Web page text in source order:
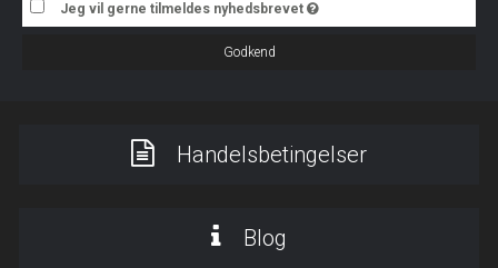
Jeg vil gerne tilmeldes nyhedsbrevet
Godkend
Handelsbetingelser
Blog